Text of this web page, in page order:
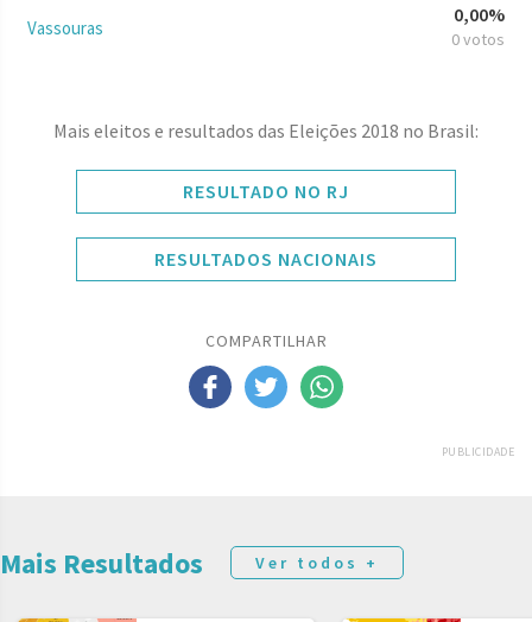
Vassouras
0,00%
0 votos
Mais eleitos e resultados das Eleições 2018 no Brasil:
RESULTADO NO RJ
RESULTADOS NACIONAIS
COMPARTILHAR
PUBLICIDADE
Mais Resultados Ver todos +